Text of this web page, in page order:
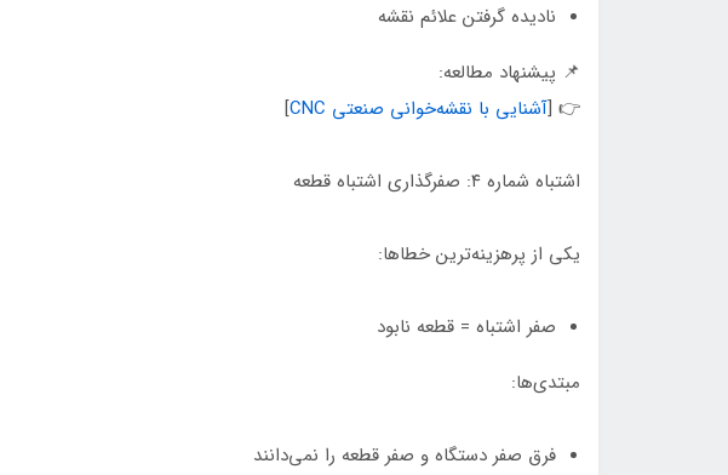
نادیده گرفتن علائم نقشه
📌 پیشنهاد مطالعه:
👉 [آشنایی با نقشه‌خوانی صنعتی CNC ]
اشتباه شماره ۴: صفرگذاری اشتباه قطعه
یکی از پرهزینه‌ترین خطاها:
صفر اشتباه = قطعه نابود
مبتدی‌ها:
فرق صفر دستگاه و صفر قطعه را نمی‌دانند